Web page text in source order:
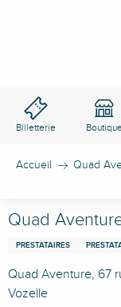
Billetterie
Accueil Quad
Quad
PRESTATAIRES
Quad Aventure, 67
Vozelle